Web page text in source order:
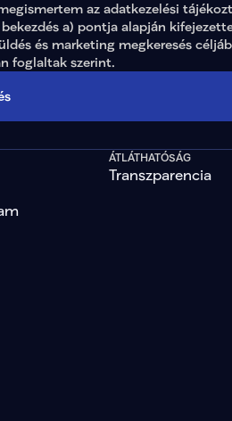
az adatkezelési
a) pontja alapján
és marketing megkeresés
foglaltak szerint.
ÁTLÁTHATÓSÁG
Transzparencia